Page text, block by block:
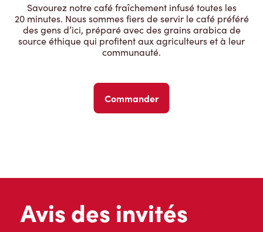
Savourez notre café fraîchement infusé toutes les
20 minutes. Nous sommes fiers de servir le café préféré
des gens d’ici, préparé avec des grains arabica de
source éthique qui profitent aux agriculteurs et à leur
communauté.
Commander
Avis des invités